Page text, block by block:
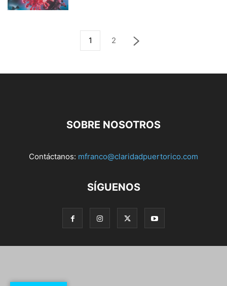
1 2
SOBRE NOSOTROS
Contáctanos: mfranco@claridadpuertorico.com
SÍGUENOS